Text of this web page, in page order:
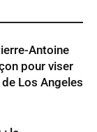
Antoine
pour viser
Los Angeles